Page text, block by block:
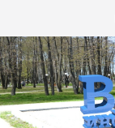
к
содержимому